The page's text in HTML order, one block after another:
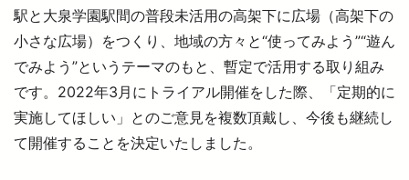
採用情報
法人の方へ
駅と大泉学園駅間の普段未活用の高架下に広場（高架下の
小さな広場）をつくり、地域の方々と“使ってみよう”“遊ん
でみよう”というテーマのもと、暫定で活用する取り組み
です。2022年3月にトライアル開催をした際、「定期的に
実施してほしい」とのご意見を複数頂戴し、今後も継続し
て開催することを決定いたしました。